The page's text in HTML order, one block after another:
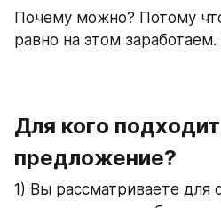
Почему можно? Потому
равно на этом
Для кого
предложение?
1) Вы рассматриваете для